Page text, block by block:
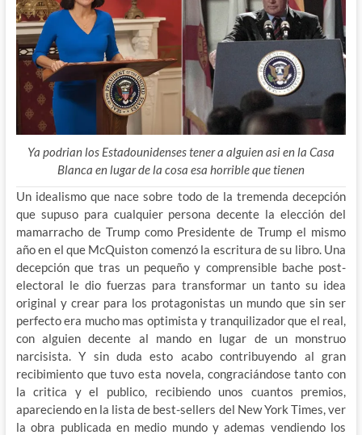
Ya podrian los Estadounidenses tener a alguien asi en la Casa
Blanca en lugar de la cosa esa horrible que tienen
Un idealismo que nace sobre todo de la tremenda decepción
que supuso para cualquier persona decente la elección del
mamarracho de Trump como Presidente de Trump el mismo
año en el que McQuiston comenzó la escritura de su libro. Una
decepción que tras un pequeño y comprensible bache post-
electoral le dio fuerzas para transformar un tanto su idea
original y crear para los protagonistas un mundo que sin ser
perfecto era mucho mas optimista y tranquilizador que el real,
con alguien decente al mando en lugar de un monstruo
narcisista. Y sin duda esto acabo contribuyendo al gran
recibimiento que tuvo esta novela, congraciándose tanto con
la critica y el publico, recibiendo unos cuantos premios,
apareciendo en la lista de best-sellers del New York Times, ver
la obra publicada en medio mundo y ademas vendiendo los